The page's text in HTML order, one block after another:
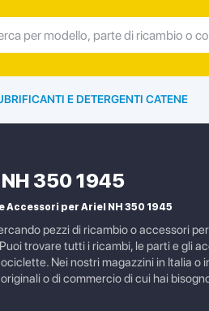
E DETERGENTI CATENE
350 1945
Accessori per Ariel NH 350 1945
pezzi di ricambio o accessori
trovare tutti i ricambi, le parti e gli
Nei nostri magazzini in Italia o
o di commercio di cui hai